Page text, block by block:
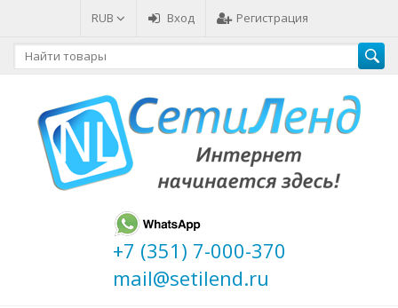
RUB Вход Регистрация
+7 (351) 7-000-370
mail@setilend.ru